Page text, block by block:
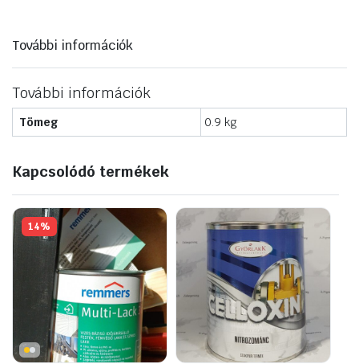
További információk
További információk
Tömeg 0.9 kg
Kapcsolódó termékek
14%